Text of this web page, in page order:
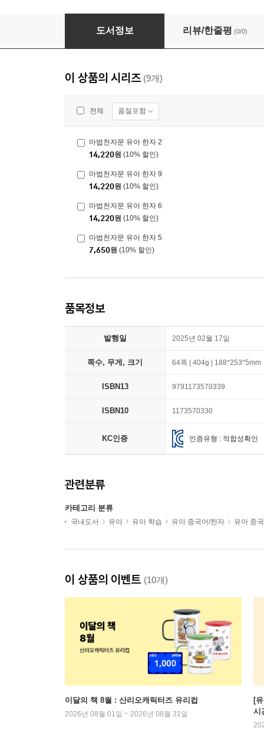
마법천자문 유아 한자 1
도서정보 리뷰/한줄평 (0/0)
이 상품의 시리즈 (9개)
전체 품절포함
마법천자문 유아 한자 2
14,220원 (10% 할인)
마법천자문 유아 한자 9
14,220원 (10% 할인)
마법천자문 유아 한자 6
14,220원 (10% 할인)
마법천자문 유아 한자 5
7,650원 (10% 할인)
품목정보
발행일 2025년 02월 17일
쪽수, 무게, 크기 64쪽 | 404g | 188*253*5mm
ISBN13 9791173570339
ISBN10 1173570330
KC인증 인증유형 : 적합성확인
관련분류
카테고리 분류
국내도서 유아 유아 학습 유아 중국어/한자 유아 중
이 상품의 이벤트 (10개)
이달의 책 8월 : 산리오캐릭터즈 유리컵
2026년 08월 01일 ~ 2026년 08월 31일
[
시